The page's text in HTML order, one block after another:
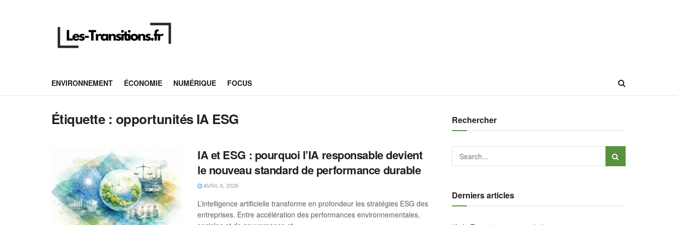
ENVIRONNEMENT ÉCONOMIE NUMÉRIQUE FOCUS
Étiquette : opportunités IA ESG
IA et ESG : pourquoi l’IA responsable devient
le nouveau standard de performance durable
AVRIL 6, 2026
L’intelligence artificielle transforme en profondeur les stratégies ESG des
entreprises. Entre accélération des performances environnementales,
Rechercher
Derniers articles